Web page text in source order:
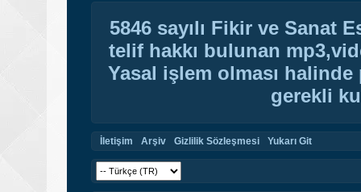
5846 sayılı Fikir ve Sanat
telif hakkı bulunan
Yasal işlem olması
gerekli
İletişim Arşiv Gizlilik Sözleşmesi Yukarı Git